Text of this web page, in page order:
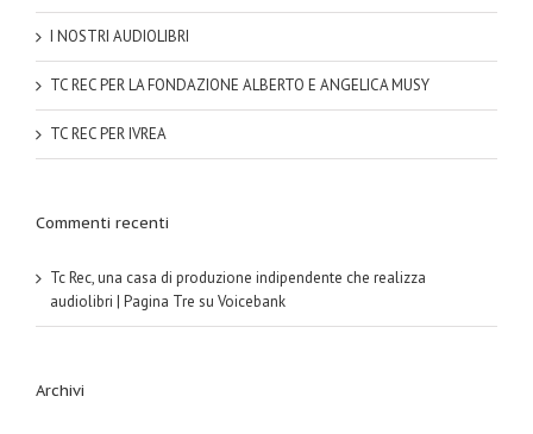
I NOSTRI AUDIOLIBRI
TC REC PER LA FONDAZIONE ALBERTO E ANGELICA MUSY
TC REC PER IVREA
Commenti recenti
Tc Rec, una casa di produzione indipendente che realizza
audiolibri | Pagina Tre su Voicebank
Archivi